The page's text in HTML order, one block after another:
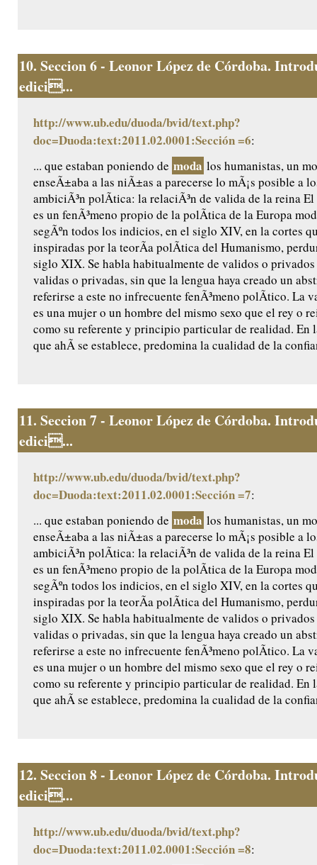
10. Seccion 6 - Leonor López de Córdoba.
edici...
http://www.ub.edu/duoda/bvid/text.php?
doc=Duoda:text:2011.02.0001:Sección =6:
... que estaban poniendo de moda los humanistas, un
enseÃ±aba a las niÃ±as a parecerse lo mÃ¡s posible a
ambiciÃ³n polÃ­tica: la relaciÃ³n de valida de la reina
es un fenÃ³meno propio de la polÃ­tica de la Europa
segÃºn todos los indicios, en el siglo XIV, en la cortes
inspiradas por la teorÃ­a polÃ­tica del Humanismo,
siglo XIX. Se habla habitualmente de validos o privados
validas o privadas, sin que la lengua haya creado un
referirse a este no infrecuente fenÃ³meno polÃ­tico. La
es una mujer o un hombre del mismo sexo que el rey o
como su referente y principio particular de realidad. En
que ahÃ­ se establece, predomina la cualidad de la
11. Seccion 7 - Leonor López de Córdoba.
edici...
http://www.ub.edu/duoda/bvid/text.php?
doc=Duoda:text:2011.02.0001:Sección =7:
... que estaban poniendo de moda los humanistas, un
enseÃ±aba a las niÃ±as a parecerse lo mÃ¡s posible a
ambiciÃ³n polÃ­tica: la relaciÃ³n de valida de la reina
es un fenÃ³meno propio de la polÃ­tica de la Europa
segÃºn todos los indicios, en el siglo XIV, en la cortes
inspiradas por la teorÃ­a polÃ­tica del Humanismo,
siglo XIX. Se habla habitualmente de validos o privados
validas o privadas, sin que la lengua haya creado un
referirse a este no infrecuente fenÃ³meno polÃ­tico. La
es una mujer o un hombre del mismo sexo que el rey o
como su referente y principio particular de realidad. En
que ahÃ­ se establece, predomina la cualidad de la
12. Seccion 8 - Leonor López de Córdoba.
edici...
http://www.ub.edu/duoda/bvid/text.php?
doc=Duoda:text:2011.02.0001:Sección =8: